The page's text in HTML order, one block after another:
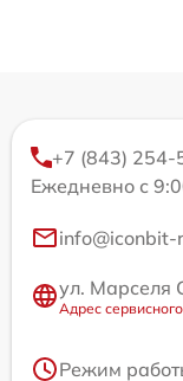
+7 (843) 254-
Ежедневно с
ул. Марселя
Адрес
Режим